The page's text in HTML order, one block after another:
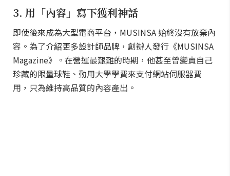
3. 用「內容」寫下獲利神話
即使後來成為大型電商平台，MUSINSA 始終沒有放棄內
容。為了介紹更多設計師品牌，創辦人發行《MUSINSA
Magazine》。在營運最艱難的時期，他甚至曾變賣自己
珍藏的限量球鞋、動用大學學費來支付網站伺服器費
用，只為維持高品質的內容產出。